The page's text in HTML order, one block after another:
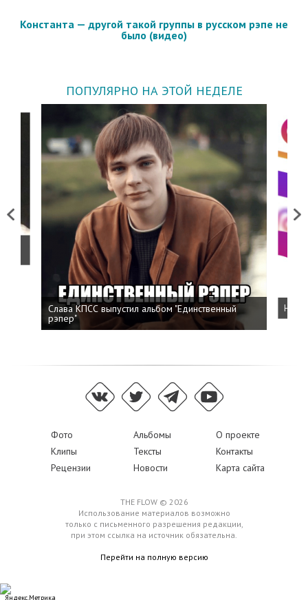
Константа — другой такой группы в русском рэпе не
было (видео)
ПОПУЛЯРНО НА ЭТОЙ НЕДЕЛЕ
Previous
Слава КПСС выпустил альбом "Единственный
рэпер"
Next
Фото Альбомы
О проекте
Клипы
Тексты
Контакты
Рецензии
Новости Карта сайта
THE FLOW © 2026
Использование материалов возможно
только с письменного разрешения редакции,
при этом ссылка на источник обязательна.
Перейти на полную версию